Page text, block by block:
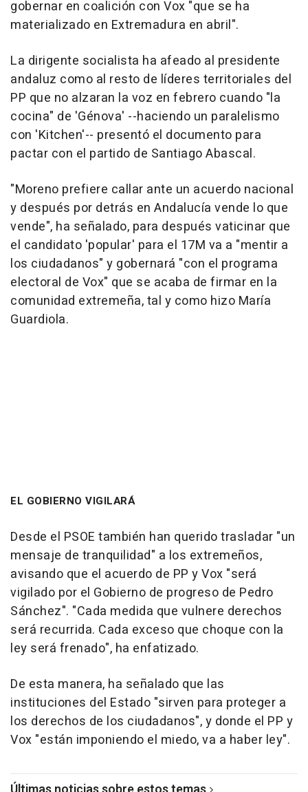
gobernar en coalición con Vox "que se ha
materializado en Extremadura en abril".
La dirigente socialista ha afeado al presidente
andaluz como al resto de líderes territoriales del
PP que no alzaran la voz en febrero cuando "la
cocina" de 'Génova' --haciendo un paralelismo
con 'Kitchen'-- presentó el documento para
pactar con el partido de Santiago Abascal.
"Moreno prefiere callar ante un acuerdo nacional
y después por detrás en Andalucía vende lo que
vende", ha señalado, para después vaticinar que
el candidato 'popular' para el 17M va a "mentir a
los ciudadanos" y gobernará "con el programa
electoral de Vox" que se acaba de firmar en la
comunidad extremeña, tal y como hizo María
Guardiola.
EL GOBIERNO VIGILARÁ
Desde el PSOE también han querido trasladar "un
mensaje de tranquilidad" a los extremeños,
avisando que el acuerdo de PP y Vox "será
vigilado por el Gobierno de progreso de Pedro
Sánchez". "Cada medida que vulnere derechos
será recurrida. Cada exceso que choque con la
ley será frenado", ha enfatizado.
De esta manera, ha señalado que las
instituciones del Estado "sirven para proteger a
los derechos de los ciudadanos", y donde el PP y
Vox "están imponiendo el miedo, va a haber ley".